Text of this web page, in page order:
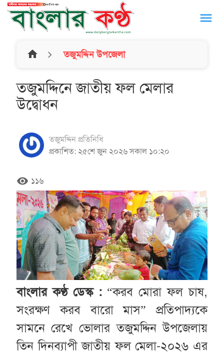
menu
home তজুমদ্দিন উপজেলা
তজুমদ্দিনে জাতীয় ফল মেলার
উদ্বোধন
তজুমদ্দিন প্রতিনিধি
প্রকাশিত: ২৫শে জুন ২০২৬ সকাল ১০:২০
remove_red_eye ১১৬
বাংলার কণ্ঠ ডেস্ক :“করব মোরা ফল চাষ,
সংরক্ষণ করব বারো মাস” প্রতিপাদ্যকে
সামনে রেখে ভোলার তজুমদ্দিন উপজেলায়
তিন দিনব্যাপী জাতীয় ফল মেলা-২০২৬ এর